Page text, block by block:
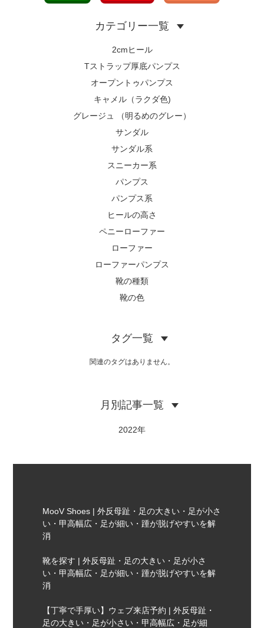
カテゴリー一覧
2cmヒール
Tストラップ厚底パンプス
オープントゥパンプス
キャメル（ラクダ色)
グレージュ （明るめのグレー）
サンダル
サンダル系
スニーカー系
パンプス
パンプス系
ヒールの高さ
ペニーローファー
ローファー
ローファーパンプス
靴の種類
靴の色
タグ一覧
関連のタグはありません。
月別記事一覧
2022
MooV Shoes | 外反母趾・足の大きい・足が小さ
い・甲高幅広・足が細い・踵が脱げやすいを解
消
靴を探す | 外反母趾・足の大きい・足が小さ
い・甲高幅広・足が細い・踵が脱げやすいを解
消
【丁寧で手厚い】ウェブ来店予約 | 外反母趾・
足の大きい・足が小さい・甲高幅広・足が細